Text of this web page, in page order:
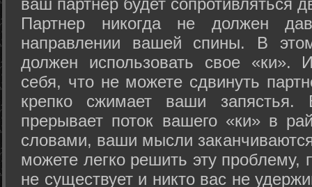
ваш партнер будет сопротивляться
Партнер никогда не должен
направлении вашей спины. В
должен использовать свое «ки».
себя, что не можете сдвинуть
крепко сжимает ваши запястья.
прерывает поток вашего «ки» в
словами, ваши мысли
можете легко решить эту проблему,
не существует и никто вас не